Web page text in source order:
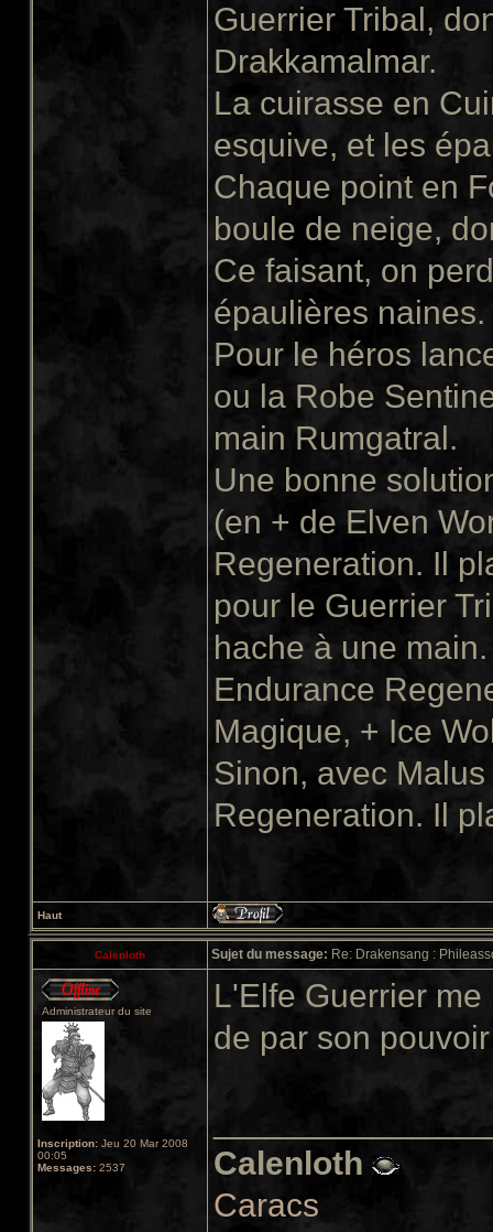
Guerrier Tribal,
Drakkamalmar.
La cuirasse en
esquive, et les
Chaque point en
boule de neige,
Ce faisant, on
épaulières naines.
Pour le héros
ou la Robe
main Rumgatral.
Une bonne
(en + de Elven
Regeneration. Il
pour le Guerrier
hache à une
Endurance
Magique, + Ice
Sinon, avec
Regeneration. Il
Haut
Calenloth Sujet du message: Re: Drakensang :
Administrateur du site
Inscription: Jeu 20 Mar 2008
00:05
Messages: 2537
L'Elfe Guerrier
de par son
Calenloth
Caracs